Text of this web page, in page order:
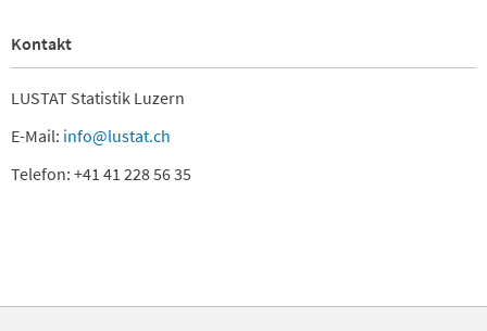
Kontakt
LUSTAT Statistik Luzern
E-Mail: info@lustat.ch
Telefon: +41 41 228 56 35